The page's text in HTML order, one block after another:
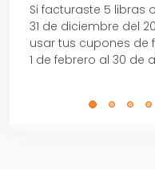
Si facturaste 5 libras
31 de diciembre del
usar tus cupones de
1 de febrero al 30 de